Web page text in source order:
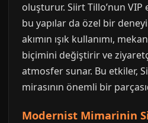
oluşturur. Siirt Tillo’nun
bu yapılar da özel bir
akımın ışık kullanımı,
biçimini değiştirir ve
atmosfer sunar. Bu etkiler,
mirasının önemli bir
Modernist Mimarinin